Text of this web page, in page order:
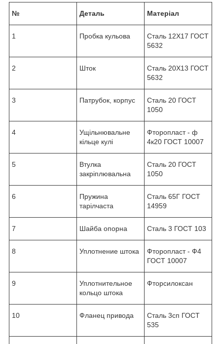
№ Деталь Матеріал
1 Пробка кульова
Сталь 12Х17 ГОСТ
5632
2 Шток
Сталь 20Х13 ГОСТ
5632
3 Патрубок, корпус
Сталь 20 ГОСТ
1050
4
Ущільнювальне
кільце кулі
Фторопласт - ф
4к20 ГОСТ 10007
5
Втулка
закріплювальна
Сталь 20 ГОСТ
1050
6
Пружина
тарілчаста
Сталь 65Г ГОСТ
14959
7 Шайба опорна Сталь 3 ГОСТ 103
8 Уплотнение штока
Фторопласт - Ф4
ГОСТ 10007
9
Уплотнительное
кольцо штока
Фторсилоксан
10 Фланец привода
Сталь 3сп ГОСТ
535